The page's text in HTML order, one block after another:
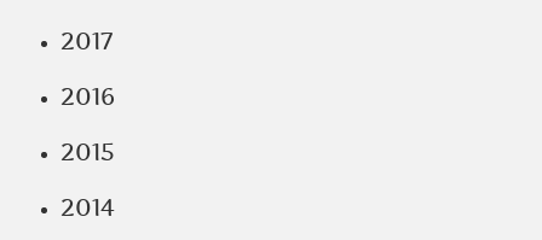
2017
2016
2015
2014